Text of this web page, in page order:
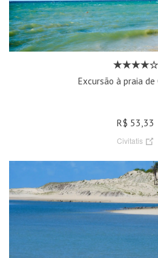
Excursão à praia de
R$ 53,33
Civitatis